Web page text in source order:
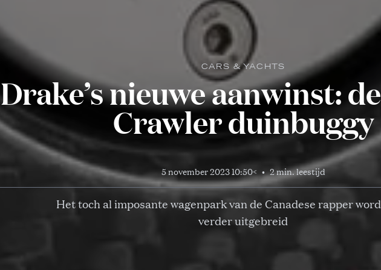
CARS & YACHTS
Drake’s nieuwe aanwinst:
Crawler duinbuggy
5 november 2023 10:50< • 2 min. leestijd
Het toch al imposante wagenpark van de Canadese rapper
verder uitgebreid